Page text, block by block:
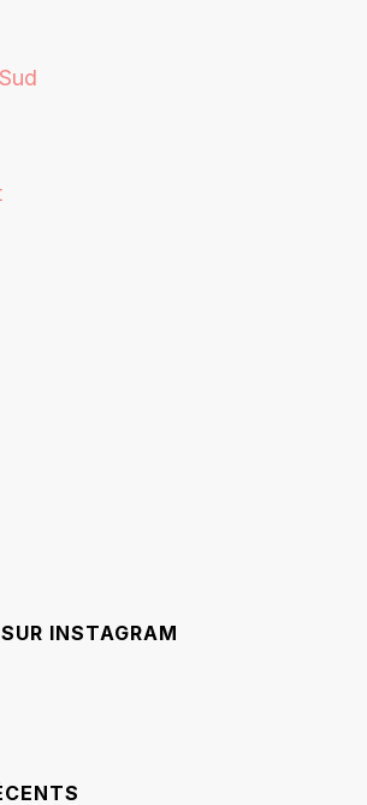
INSTAGRAM